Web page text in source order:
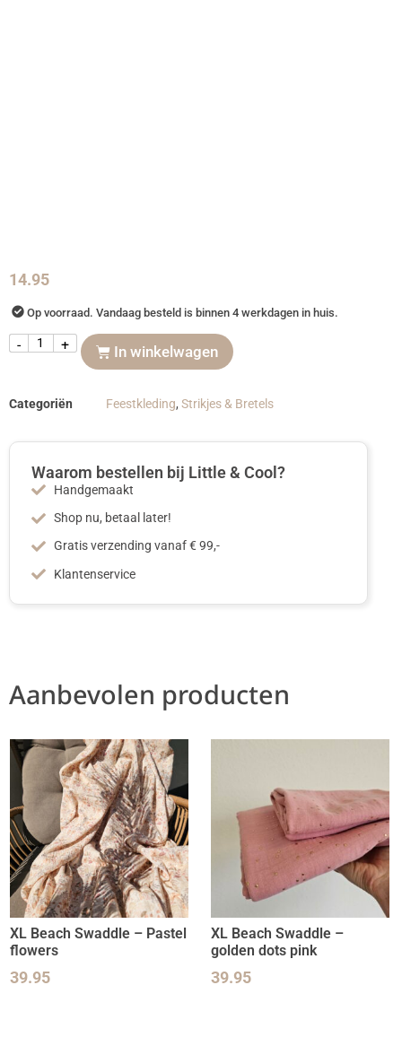
14.95
Op voorraad. Vandaag besteld is binnen 4 werkdagen in huis.
- + In winkelwagen
Categoriën Feestkleding, Strikjes & Bretels
Waarom bestellen bij Little & Cool?
Handgemaakt
Shop nu, betaal later!
Gratis verzending vanaf € 99,-
Klantenservice
Aanbevolen producten
XL Beach Swaddle – Pastel
flowers
39.95
XL Beach Swaddle –
golden dots pink
39.95